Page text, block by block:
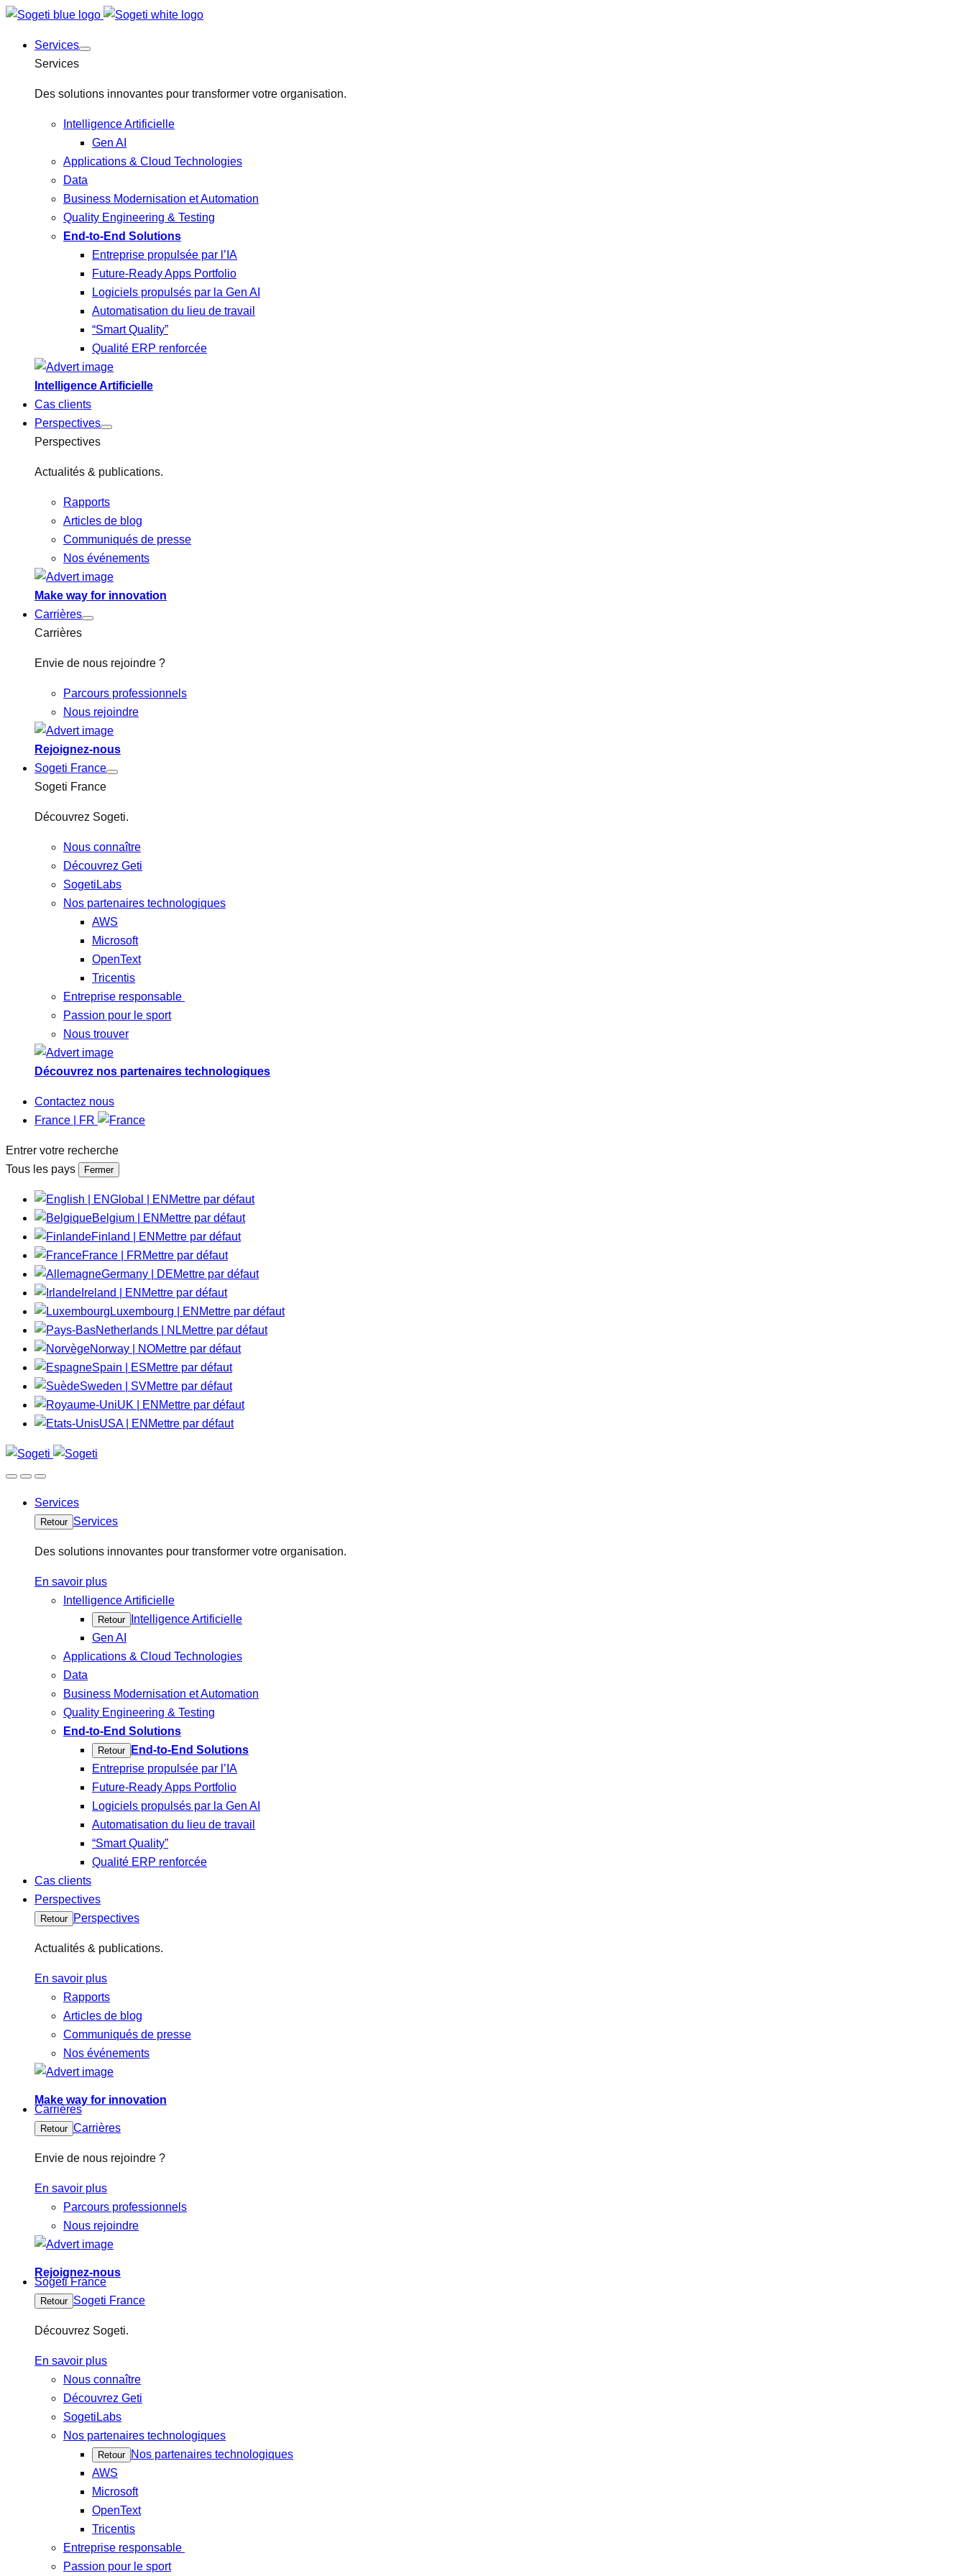
Services
Services
Des solutions innovantes pour transformer votre organisation.
Intelligence Artificielle
Gen AI
Applications & Cloud Technologies
Data
Business Modernisation et Automation
Quality Engineering & Testing
End-to-End Solutions
Entreprise propulsée par l’IA
Future-Ready Apps Portfolio
Logiciels propulsés par la Gen AI
Automatisation du lieu de travail
“Smart Quality”
Qualité ERP renforcée
Intelligence Artificielle
Cas clients
Perspectives
Perspectives
Actualités & publications.
Rapports
Articles de blog
Communiqués de presse
Nos événements
Make way for innovation
Carrières
Carrières
Envie de nous rejoindre ?
Parcours professionnels
Nous rejoindre
Rejoignez-nous
Sogeti France
Sogeti France
Découvrez Sogeti.
Nous connaître
Découvrez Geti
SogetiLabs
Nos partenaires technologiques
AWS
Microsoft
OpenText
Tricentis
Entreprise responsable
Passion pour le sport
Nous trouver
Découvrez nos partenaires technologiques
Contactez nous
France | FR
Entrer votre recherche
Tous les pays
Fermer
Global | EN Mettre par défaut
Belgium | EN Mettre par défaut
Finland | EN Mettre par défaut
France | FRMettre par défaut
Germany | DEMettre par défaut
Ireland | EN Mettre par défaut
Luxembourg | EN Mettre par défaut
Netherlands | NLMettre par défaut
Norway | NOMettre par défaut
Spain | ESMettre par défaut
Sweden | SVMettre par défaut
UK | EN Mettre par défaut
USA | EN Mettre par défaut
Services
Retour Services
Des solutions innovantes pour transformer votre organisation.
En savoir plus
Intelligence Artificielle
Retour
Intelligence Artificielle
Gen AI
Applications & Cloud Technologies
Data
Business Modernisation et Automation
Quality Engineering & Testing
End-to-End Solutions
Retour
End-to-End Solutions
Entreprise propulsée par l’IA
Future-Ready Apps Portfolio
Logiciels propulsés par la Gen AI
Automatisation du lieu de travail
“Smart Quality”
Qualité ERP renforcée
Cas clients
Perspectives
Retour Perspectives
Actualités & publications.
En savoir plus
Rapports
Articles de blog
Communiqués de presse
Nos événements
Make way for innovation
Carrières
Retour Carrières
Envie de nous rejoindre ?
En savoir plus
Parcours professionnels
Nous rejoindre
Rejoignez-nous
Sogeti France
Retour Sogeti France
Découvrez Sogeti.
En savoir plus
Nous connaître
Découvrez Geti
SogetiLabs
Nos partenaires technologiques
Retour
Nos partenaires technologiques
AWS
Microsoft
OpenText
Tricentis
Entreprise responsable
Passion pour le sport